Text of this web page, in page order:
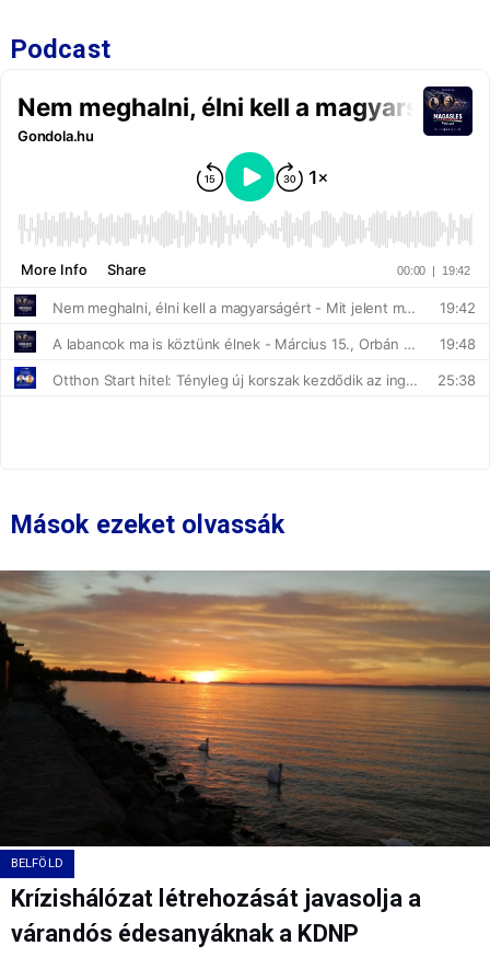
Podcast
Mások ezeket olvassák
BELFÖLD
Krízishálózat létrehozását javasolja a
várandós édesanyáknak a KDNP